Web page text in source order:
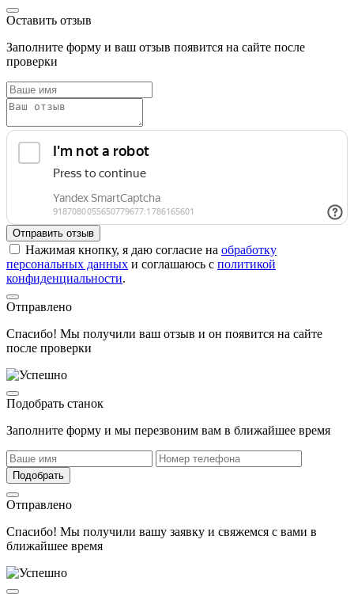
Оставить отзыв
Заполните форму и ваш отзыв появится на сайте после
проверки
Отправить отзыв
Нажимая кнопку, я даю согласие на обработку
персональных данных и соглашаюсь с политикой
конфиденциальности.
Отправлено
Спасибо! Мы получили ваш отзыв и он появится на сайте
после проверки
Подобрать станок
Заполните форму и мы перезвоним вам в ближайшее время
Подобрать
Отправлено
Спасибо! Мы получили вашу заявку и свяжемся с вами в
ближайшее время